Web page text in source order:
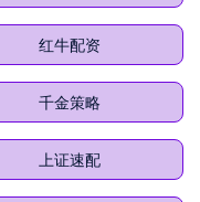
红牛配资
千金策略
上证速配